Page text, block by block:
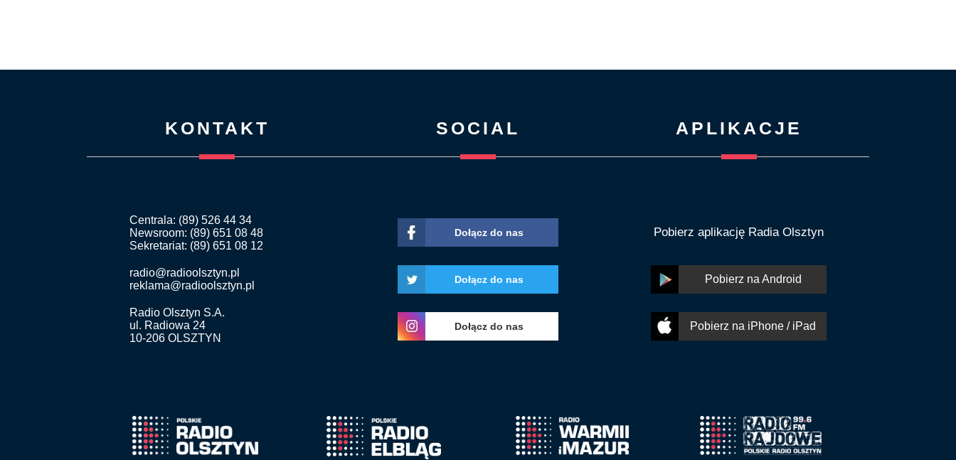
KONTAKT
Centrala: (89) 526 44 34
Newsroom: (89) 651 08 48
Sekretariat: (89) 651 08 12
radio@radioolsztyn.pl
reklama@radioolsztyn.pl
Radio Olsztyn S.A.
ul. Radiowa 24
10-206 OLSZTYN
SOCIAL
Dołącz do nas
Dołącz do nas
Dołącz do nas
APLIKACJE
Pobierz aplikację Radia Olsztyn
Pobierz na Android
Pobierz na iPhone / iPad